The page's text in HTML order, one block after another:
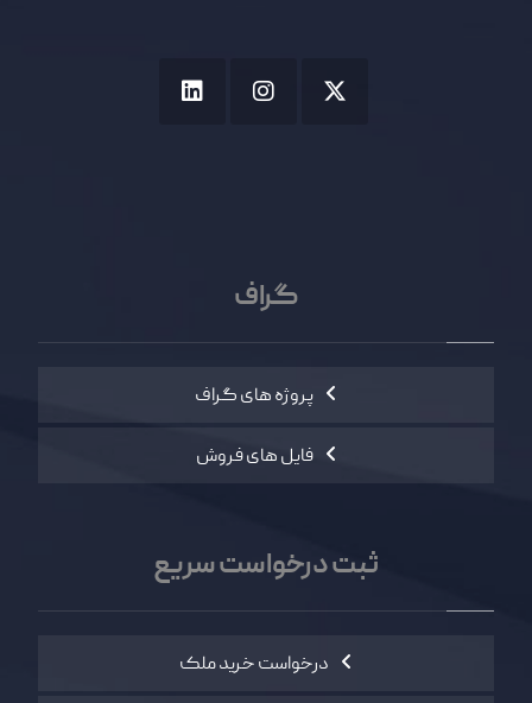
گراف
پروژه های گراف
فایل های فروش
ثبت درخواست سریع
درخواست خرید ملک